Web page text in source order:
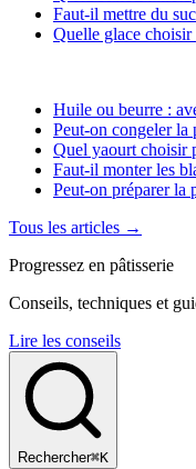
Faut-il mettre du
Quelle glace
Huile ou beurre :
Peut-on congeler la
Quel yaourt choisir
Faut-il monter les
Peut-on préparer la
Tous les articles →
Progressez en pâtisserie
Conseils, techniques et
Lire les conseils
Rechercher⌘K